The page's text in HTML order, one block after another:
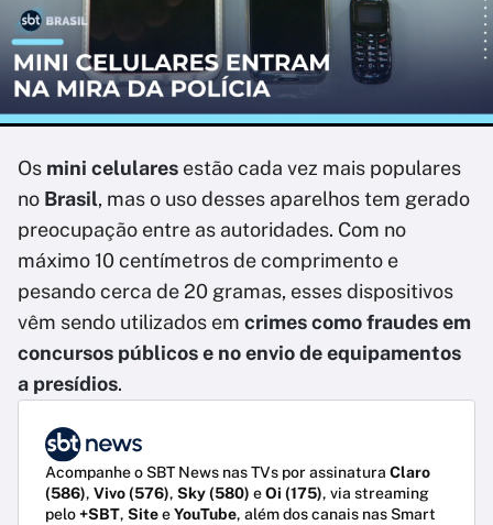
Os mini celulares estão cada vez mais populares
no Brasil, mas o uso desses aparelhos tem gerado
preocupação entre as autoridades. Com no
máximo 10 centímetros de comprimento e
pesando cerca de 20 gramas, esses dispositivos
vêm sendo utilizados em crimes como fraudes em
concursos públicos e no envio de equipamentos
a presídios.
Acompanhe o SBT News nas TVs por assinatura Claro
(586), Vivo (576), Sky (580) eOi (175), via streaming
pelo+SBT, SiteeYouTube, além dos canais nas Smart